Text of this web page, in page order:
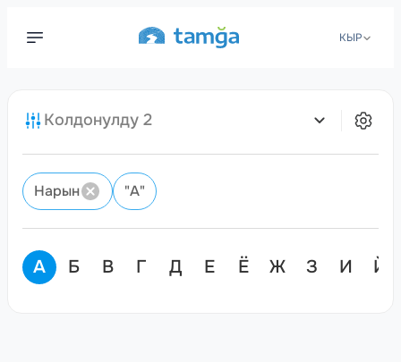
КЫР
Колдонулду 2
Нарын "А"
А Б В Г Д Е Ё Ж З И Й